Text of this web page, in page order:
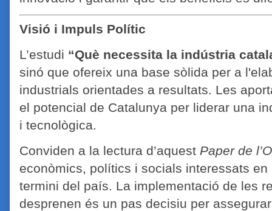
Visió i Impuls Polític
L’estudi “Què necessita la indústria
sinó que ofereix una base sòlida per a
industrials orientades a resultats. Les
el potencial de Catalunya per liderar una
i tecnològica.
Conviden a la lectura d’aquest Paper de
econòmics, polítics i socials interessats
termini del país. La implementació de les
desprenen és un pas decisiu per